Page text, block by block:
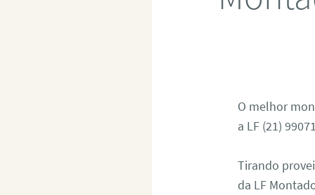
O melhor
a LF (21)
Tirando
da LF